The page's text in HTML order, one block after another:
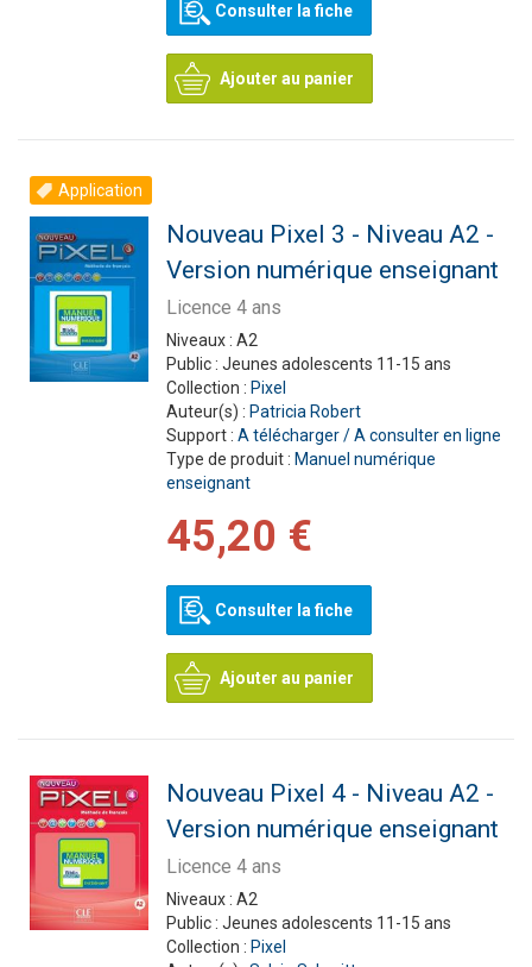
Consulter la fiche
Ajouter au panier
Application
Nouveau Pixel 3 - Niveau A2 -
Version numérique enseignant
Licence 4 ans
Niveaux : A2
Public : Jeunes adolescents 11-15 ans
Collection : Pixel
Auteur(s) : Patricia Robert
Support : A télécharger / A consulter en ligne
Type de produit : Manuel numérique
enseignant
45,20 €
Consulter la fiche
Ajouter au panier
Nouveau Pixel 4 - Niveau A2 -
Version numérique enseignant
Licence 4 ans
Niveaux : A2
Public : Jeunes adolescents 11-15 ans
Collection : Pixel